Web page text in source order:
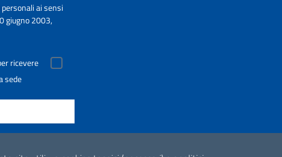
ai sensi
giugno 2003,
ricevere
sede